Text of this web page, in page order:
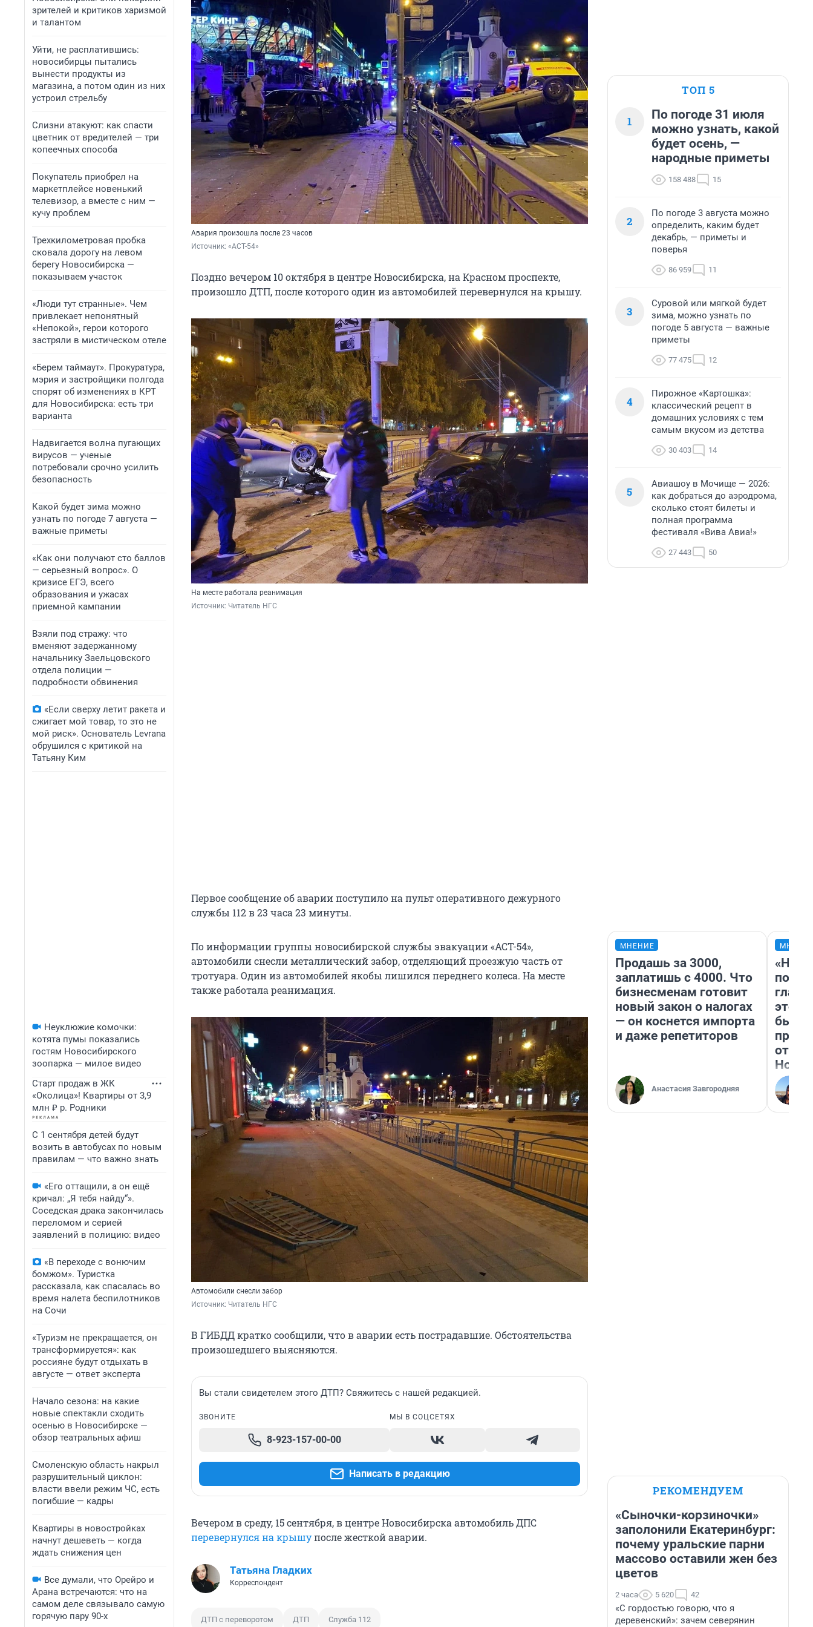
зрителей и критиков харизмой
и талантом
Уйти, не расплатившись:
новосибирцы пытались
вынести продукты из
магазина, а потом один из них
устроил стрельбу
Слизни атакуют: как спасти
цветник от вредителей — три
копеечных способа
Покупатель приобрел на
маркетплейсе новенький
телевизор, а вместе с ним —
кучу проблем
Трехкилометровая пробка
сковала дорогу на левом
берегу Новосибирска —
показываем участок
«Люди тут странные». Чем
привлекает непонятный
«Непокой», герои которого
застряли в мистическом отеле
«Берем таймаут». Прокуратура,
мэрия и застройщики полгода
спорят об изменениях в КРТ
для Новосибирска: есть три
варианта
Надвигается волна пугающих
вирусов — ученые
потребовали срочно усилить
безопасность
Какой будет зима можно
узнать по погоде 7 августа —
важные приметы
«Как они получают сто баллов
— серьезный вопрос». О
кризисе ЕГЭ, всего
образования и ужасах
приемной кампании
Взяли под стражу: что
вменяют задержанному
начальнику Заельцовского
отдела полиции —
подробности обвинения
«Если сверху летит ракета и
сжигает мой товар, то это не
мой риск». Основатель Levrana
обрушился с критикой на
Татьяну Ким
Неуклюжие комочки:
котята пумы показались
гостям Новосибирского
зоопарка — милое видео
Старт продаж в ЖК
«Околица»! Квартиры от 3,9
млн ₽ р. Родники
С 1 сентября детей будут
возить в автобусах по новым
правилам — что важно знать
«Его оттащили, а он ещё
кричал: „Я тебя найду“».
Соседская драка закончилась
переломом и серией
заявлений в полицию: видео
«В переходе с вонючим
бомжом». Туристка
рассказала, как спасалась во
время налета беспилотников
на Сочи
«Туризм не прекращается, он
трансформируется»: как
россияне будут отдыхать в
августе — ответ эксперта
Начало сезона: на какие
новые спектакли сходить
осенью в Новосибирске —
обзор театральных афиш
Смоленскую область накрыл
разрушительный циклон:
власти ввели режим ЧС, есть
погибшие — кадры
Квартиры в новостройках
начнут дешеветь — когда
ждать снижения цен
Все думали, что Орейро и
Арана встречаются: что на
самом деле связывало самую
горячую пару 90-х
Авария произошла после 23 часов
Источник: «АСТ-54»
Поздно вечером 10 октября в центре Новосибирска, на Красном проспекте,
произошло ДТП, после которого один из автомобилей перевернулся на крышу.
На месте работала реанимация
Источник: Читатель НГС
Первое сообщение об аварии поступило на пульт оперативного дежурного
службы 112 в 23 часа 23 минуты.
По информации группы новосибирской службы эвакуации «АСТ-54»,
автомобили снесли металлический забор, отделяющий проезжую часть от
тротуара. Один из автомобилей якобы лишился переднего колеса. На месте
также работала реанимация.
Автомобили снесли забор
Источник: Читатель НГС
В ГИБДД кратко сообщили, что в аварии есть пострадавшие. Обстоятельства
произошедшего выясняются.
Вы стали свидетелем этого ДТП? Свяжитесь с нашей редакцией.
ЗВОНИТЕ
8-923-157-00-00
МЫ В СОЦСЕТЯХ
Написать в редакцию
Вечером в среду, 15 сентября, в центре Новосибирска автомобиль ДПС
перевернулся на крышупосле жесткой аварии.
Татьяна Гладких
Корреспондент
ДТП с переворотом ДТП Служба 112
ТОП 5
1
По погоде 31 июля
можно узнать, какой
будет осень, —
народные приметы
158 488 15
2
По погоде 3 августа можно
определить, каким будет
декабрь, — приметы и
поверья
86 959 11
3
Суровой или мягкой будет
зима, можно узнать по
погоде 5 августа — важные
приметы
77 475 12
4
Пирожное «Картошка»:
классический рецепт в
домашних условиях с тем
самым вкусом из детства
30 403 14
5
Авиашоу в Мочище — 2026:
как добраться до аэродрома,
сколько стоят билеты и
полная программа
фестиваля «Вива Авиа!»
27 443 50
МНЕНИЕ
Продашь за 3000,
заплатишь с 4000. Что
бизнесменам готовит
новый закон о налогах
— он коснется импорта
и даже репетиторов
Анастасия Завгородняя
этого
бьет
РЕКОМЕНДУЕМ
«Сыночки-корзиночки»
заполонили Екатеринбург:
почему уральские парни
массово оставили жен без
цветов
2 часа 5 620 42
«С гордостью говорю, что я
деревенский»: зачем северянин